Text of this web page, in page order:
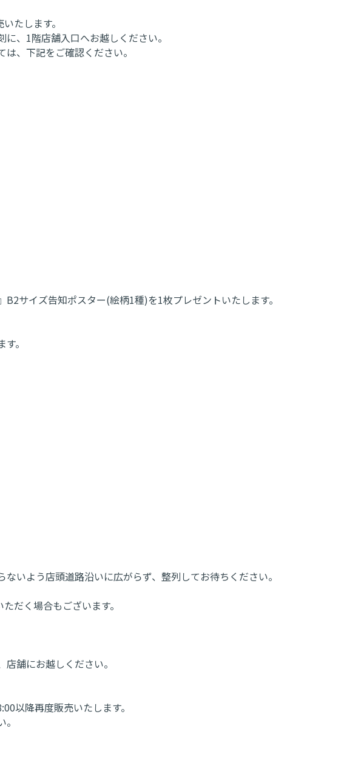
たします。
、1階店舗入口へお越しください。
、下記をご確認ください。
サイズ告知ポスター(絵柄1種)を1枚プレゼントいたします。
。
いよう店頭道路沿いに広がらず、整列してお待ちください。
だく場合もございます。
舗にお越しください。
以降再度販売いたします。